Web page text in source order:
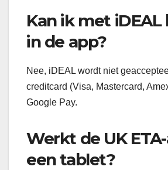
Kan ik met iDEAL
in de app?
Nee, iDEAL wordt niet
creditcard (Visa, Mastercard,
Google Pay.
Werkt de UK
een tablet?